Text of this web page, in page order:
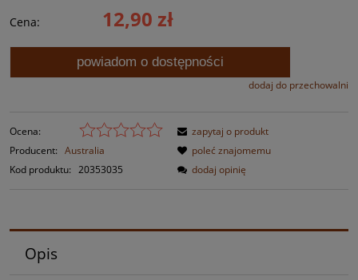
Cena: 12,90 zł
powiadom o dostępności
dodaj do przechowalni
Ocena:
Producent: Australia
Kod produktu: 20353035
zapytaj o produkt
poleć znajomemu
dodaj opinię
Opis